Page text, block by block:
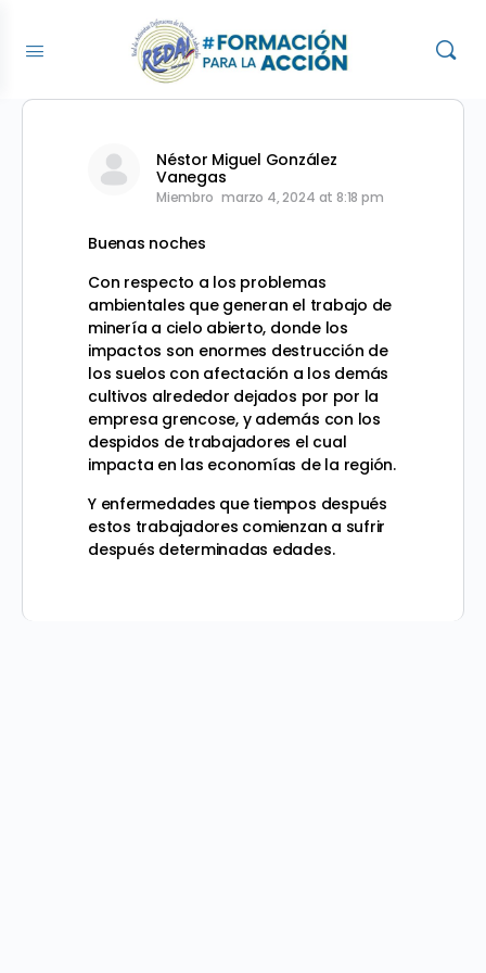
Néstor Miguel González
Vanegas
Miembro marzo 4, 2024 at 8:18 pm
Buenas noches
Con respecto a los problemas
ambientales que generan el trabajo de
minería a cielo abierto, donde los
impactos son enormes destrucción de
los suelos con afectación a los demás
cultivos alrededor dejados por por la
empresa grencose, y además con los
despidos de trabajadores el cual
impacta en las economías de la región.
Y enfermedades que tiempos después
estos trabajadores comienzan a sufrir
después determinadas edades.